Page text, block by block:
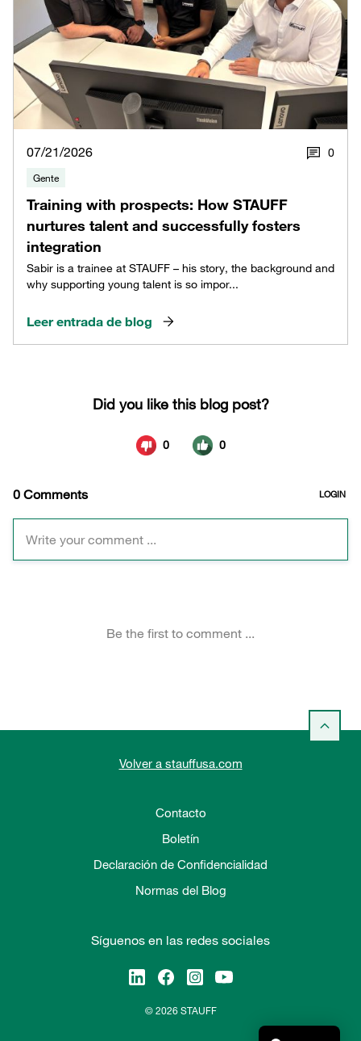
07/21/2026 0
Gente
Training with prospects: How STAUFF
nurtures talent and successfully fosters
integration
Sabir is a trainee at STAUFF – his story, the background and
why supporting young talent is so impor...
Leer entrada de blog
Volver a stauffusa.com
Contacto
Boletín
Declaración de Confidencialidad
Normas del Blog
Síguenos en las redes sociales
© 2026 STAUFF